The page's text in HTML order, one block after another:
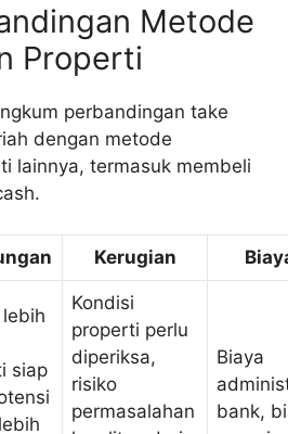
Metode
Properti
perbandingan take
dengan metode
lainnya, termasuk membeli
Kerugian
siap
Kondisi
properti perlu
diperiksa,
risiko
permasalahan
Biaya
bank,